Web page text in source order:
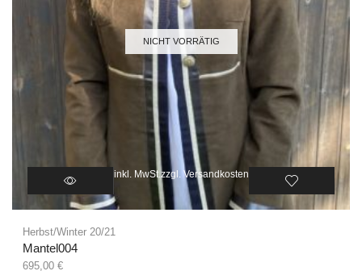
NICHT VORRÄTIG
inkl. MwSt. zzgl. Versandkosten
Herbst/Winter 20/21
Mantel004
695,00 €